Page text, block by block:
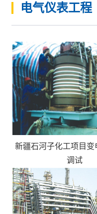
电气仪表工程
新疆石河子化工项目
调试